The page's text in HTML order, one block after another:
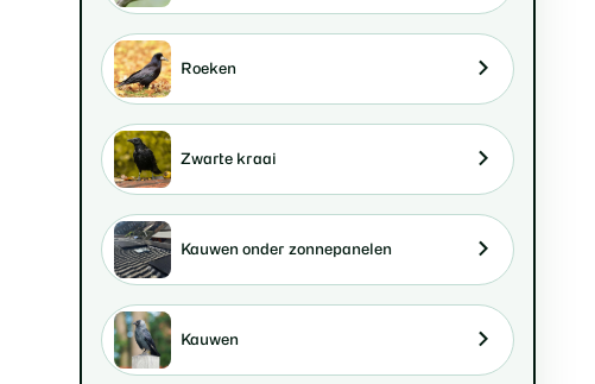
Roeken
Zwarte kraai
Kauwen onder zonnepanelen
Kauwen